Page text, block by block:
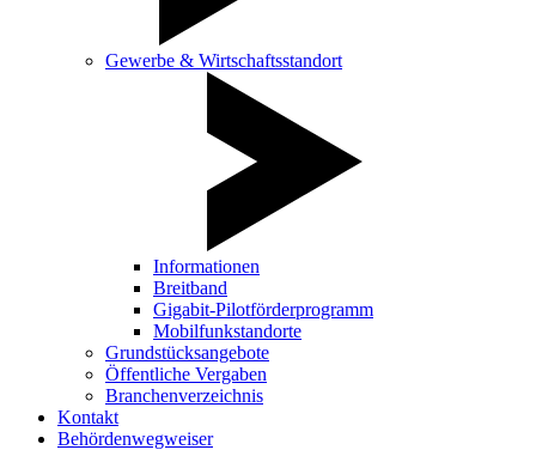
Gewerbe & Wirtschaftsstandort
Informationen
Breitband
Gigabit-Pilotförderprogramm
Mobilfunkstandorte
Grundstücksangebote
Öffentliche Vergaben
Branchenverzeichnis
Kontakt
Behördenwegweiser